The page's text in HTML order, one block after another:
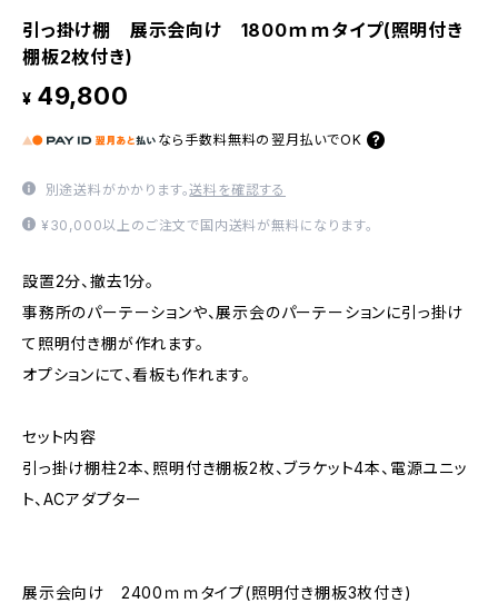
引っ掛け棚 展示会向け 1800ｍｍタイプ(照明付き
棚板2枚付き)
¥ 49,800
なら 手数料無料の 翌月払いでOK
別途送料がかかります。送料を確認する
¥30,000以上のご注文で国内送料が無料になります。
設置2分、撤去1分。
事務所のパーテーションや、展示会のパーテーションに引っ掛け
て照明付き棚が作れます。
オプションにて、看板も作れます。
セット内容
引っ掛け棚柱2本、照明付き棚板2枚、ブラケット4本、電源ユニッ
ト、ACアダプター
展示会向け 2400ｍｍタイプ(照明付き棚板3枚付き)